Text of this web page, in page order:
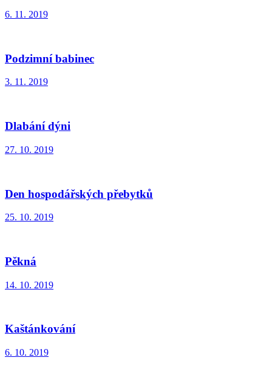
6. 11. 2019
Podzimní babinec
3. 11. 2019
Dlabání dýni
27. 10. 2019
Den hospodářských přebytků
25. 10. 2019
Pěkná
14. 10. 2019
Kaštánkování
6. 10. 2019